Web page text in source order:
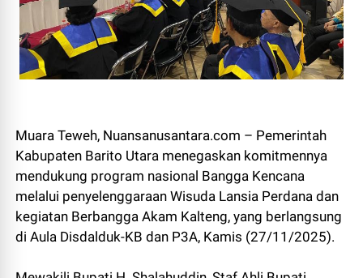
Muara Teweh, Nuansanusantara.com – Pemerintah
Kabupaten Barito Utara menegaskan komitmennya
mendukung program nasional Bangga Kencana
melalui penyelenggaraan Wisuda Lansia Perdana dan
kegiatan Berbangga Akam Kalteng, yang berlangsung
di Aula Disdalduk-KB dan P3A, Kamis (27/11/2025).